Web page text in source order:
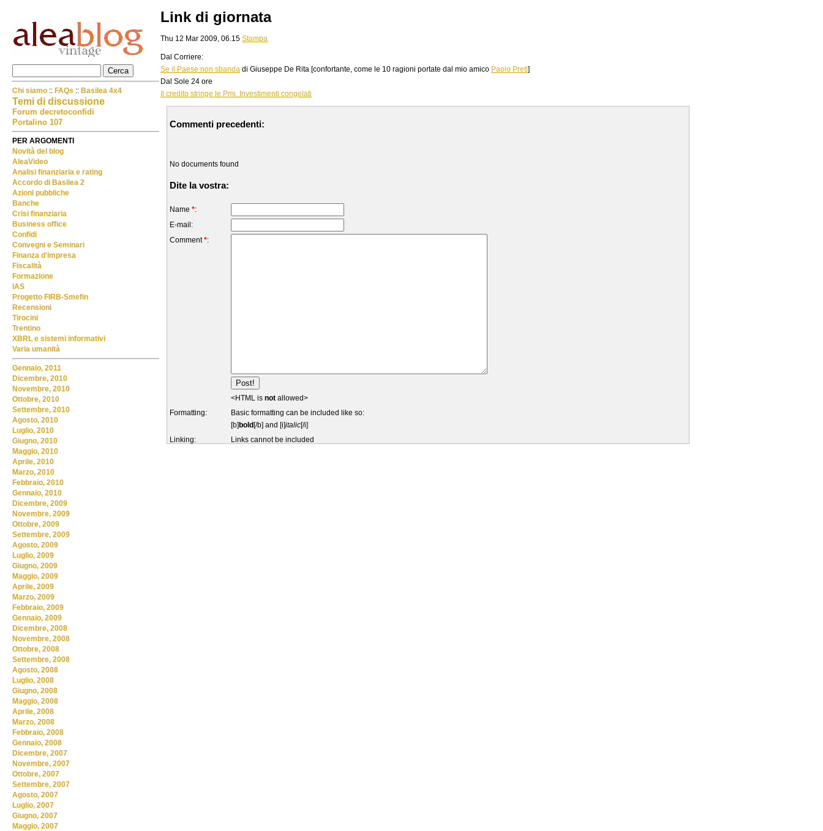
Link di giornata
Thu 12 Mar 2009, 06.15 Stampa
Dal Corriere:
Se il Paese non sbanda di Giuseppe De Rita [confortante, come le 10 ragioni portate dal mio amico Paolo Preti]
Dal Sole 24 ore
Il credito stringe le Pmi. Investimenti congelati
Commenti precedenti:
No documents found
Dite la vostra:
Name *:
E-mail:
Comment*:
<HTML is not allowed>
Formatting:
Basic formatting can be included like so:
[b] bold [/b] and [i]italic[/i]
Linking:
Links cannot be included
Chi siamo :: FAQs :: Basilea 4x4
Temi di discussione
Forum decretoconfidi
Portalino 107
PER ARGOMENTI
Novità del blog
AleaVideo
Analisi finanziaria e rating
Accordo di Basilea 2
Azioni pubbliche
Banche
Crisi finanziaria
Business office
Confidi
Convegni e Seminari
Finanza d'impresa
Fiscalità
Formazione
IAS
Progetto FIRB-Smefin
Recensioni
Tirocini
Trentino
XBRL e sistemi informativi
Varia umanità
Gennaio, 2011
Dicembre, 2010
Novembre, 2010
Ottobre, 2010
Settembre, 2010
Agosto, 2010
Luglio, 2010
Giugno, 2010
Maggio, 2010
Aprile, 2010
Marzo, 2010
Febbraio, 2010
Gennaio, 2010
Dicembre, 2009
Novembre, 2009
Ottobre, 2009
Settembre, 2009
Agosto, 2009
Luglio, 2009
Giugno, 2009
Maggio, 2009
Aprile, 2009
Marzo, 2009
Febbraio, 2009
Gennaio, 2009
Dicembre, 2008
Novembre, 2008
Ottobre, 2008
Settembre, 2008
Agosto, 2008
Luglio, 2008
Giugno, 2008
Maggio, 2008
Aprile, 2008
Marzo, 2008
Febbraio, 2008
Gennaio, 2008
Dicembre, 2007
Novembre, 2007
Ottobre, 2007
Settembre, 2007
Agosto, 2007
Luglio, 2007
Giugno, 2007
Maggio, 2007